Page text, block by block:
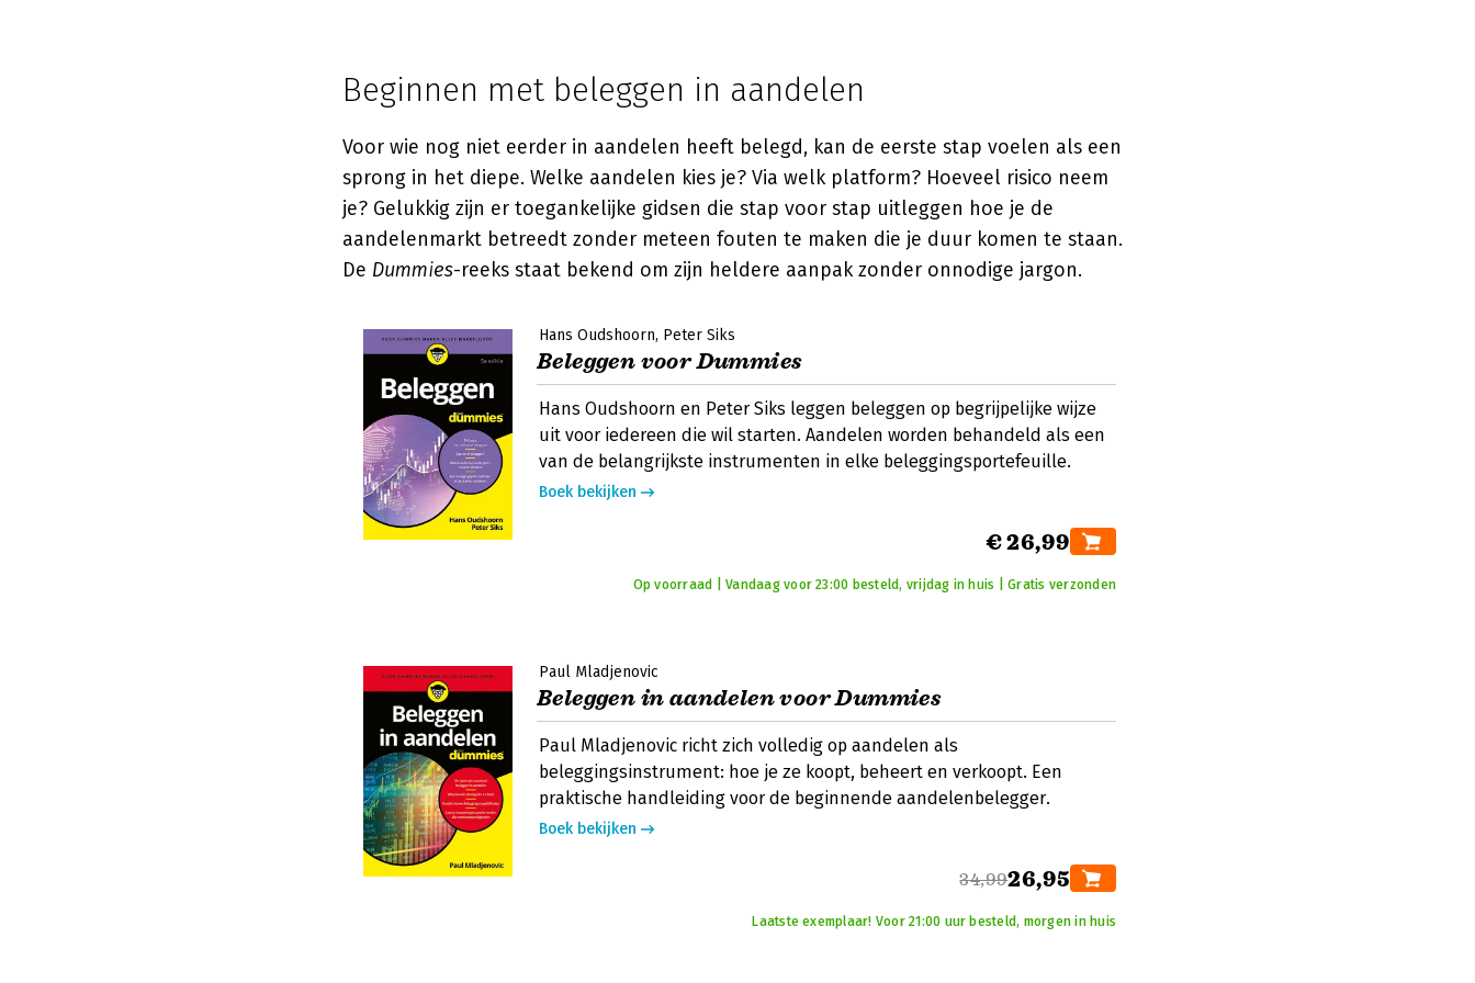
Beginnen met beleggen in aandelen
Voor wie nog niet eerder in aandelen heeft belegd, kan de eerste stap voelen als een
sprong in het diepe. Welke aandelen kies je? Via welk platform? Hoeveel risico neem
je? Gelukkig zijn er toegankelijke gidsen die stap voor stap uitleggen hoe je de
aandelenmarkt betreedt zonder meteen fouten te maken die je duur komen te staan.
De Dummies-reeks staat bekend om zijn heldere aanpak zonder onnodige jargon.
Hans Oudshoorn Peter Siks
Beleggen voor Dummies
Hans Oudshoorn en Peter Siks leggen beleggen op begrijpelijke wijze
uit voor iedereen die wil starten. Aandelen worden behandeld als een
van de belangrijkste instrumenten in elke beleggingsportefeuille.
Boek bekijken
€ 26,99
Op voorraad | Vandaag voor 23:00 besteld, vrijdag in huis | Gratis verzonden
Paul Mladjenovic
Beleggen in aandelen voor Dummies
Paul Mladjenovic richt zich volledig op aandelen als
beleggingsinstrument: hoe je ze koopt, beheert en verkoopt. Een
praktische handleiding voor de beginnende aandelenbelegger.
Boek bekijken
34,9926,95
Laatste exemplaar! Voor 21:00 uur besteld, morgen in huis